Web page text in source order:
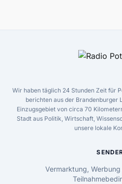
Wir haben täglich 24 Stunden Zeit für
berichten aus der Brandenburger
Einzugsgebiet von circa 70
Stadt aus Politik, Wirtschaft,
unsere lokale
Vermarktung,